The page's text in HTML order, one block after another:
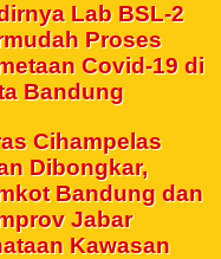
Lab BSL-2
Proses
Covid-19 di
Bandung
Cihampelas
Dibongkar,
Bandung dan
Jabar
Kawasan